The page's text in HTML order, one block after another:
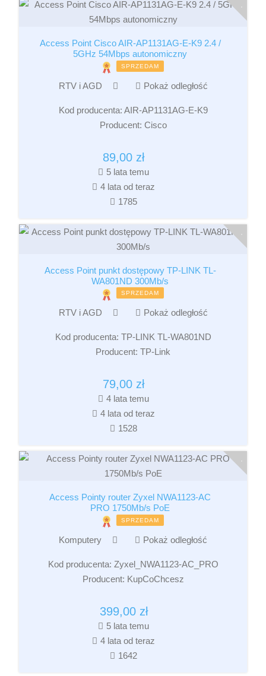
Access Point Cisco AIR-AP1131AG-E-K9 2.4 /
5GHz 54Mbps autonomiczny
SPRZEDAM
RTV i AGD Pokaż odległość
Kod producenta: AIR-AP1131AG-E-K9
Producent: Cisco
89,00 zł
5 lata temu
4 lata od teraz
1785
Access Point punkt dostępowy TP-LINK TL-
WA801ND 300Mb/s
SPRZEDAM
RTV i AGD Pokaż odległość
Kod producenta: TP-LINK TL-WA801ND
Producent: TP-Link
79,00 zł
4 lata temu
4 lata od teraz
1528
Access Pointy router Zyxel NWA1123-AC
PRO 1750Mb/s PoE
SPRZEDAM
Komputery Pokaż odległość
Kod producenta: Zyxel_NWA1123-AC_PRO
Producent: KupCoChcesz
399,00 zł
5 lata temu
4 lata od teraz
1642